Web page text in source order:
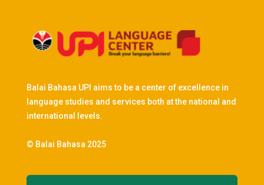
Balai Bahasa UPI aims to be a center of excellence in
language studies and services both at the national and
international levels.
© Balai Bahasa 2025